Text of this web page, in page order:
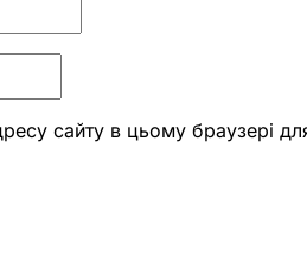
сайту в цьому браузері